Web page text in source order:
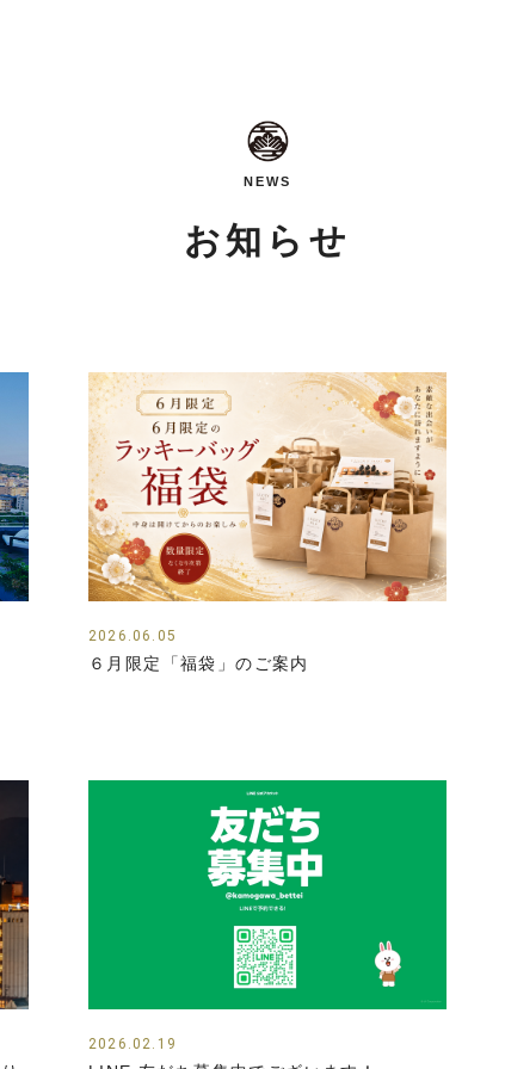
NEWS
お知らせ
2026.06.05
６月限定「福袋」のご案内
2026.02.19